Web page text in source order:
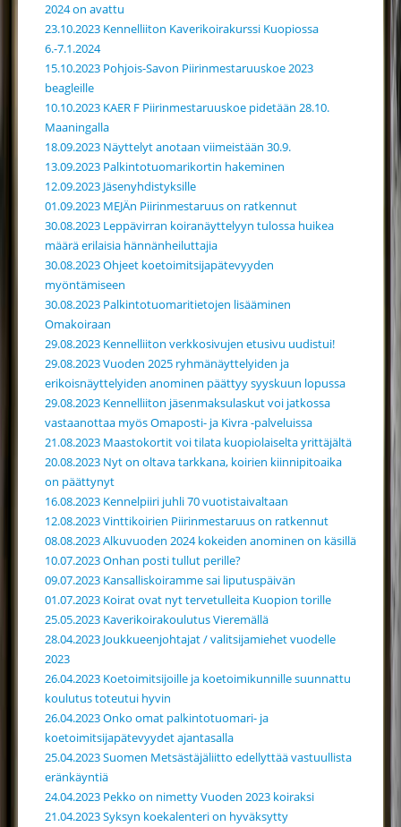
2024 on avattu
23.10.2023 Kennelliiton Kaverikoirakurssi Kuopiossa
6.-7.1.2024
15.10.2023 Pohjois-Savon Piirinmestaruuskoe 2023
beagleille
10.10.2023 KAER F Piirinmestaruuskoe pidetään 28.10.
Maaningalla
18.09.2023 Näyttelyt anotaan viimeistään 30.9.
13.09.2023 Palkintotuomarikortin hakeminen
12.09.2023 Jäsenyhdistyksille
01.09.2023 MEJÄn Piirinmestaruus on ratkennut
30.08.2023 Leppävirran koiranäyttelyyn tulossa huikea
määrä erilaisia hännänheiluttajia
30.08.2023 Ohjeet koetoimitsijapätevyyden
myöntämiseen
30.08.2023 Palkintotuomaritietojen lisääminen
Omakoiraan
29.08.2023 Kennelliiton verkkosivujen etusivu uudistui!
29.08.2023 Vuoden 2025 ryhmänäyttelyiden ja
erikoisnäyttelyiden anominen päättyy syyskuun lopussa
29.08.2023 Kennelliiton jäsenmaksulaskut voi jatkossa
vastaanottaa myös Omaposti- ja Kivra -palveluissa
21.08.2023 Maastokortit voi tilata kuopiolaiselta yrittäjältä
20.08.2023 Nyt on oltava tarkkana, koirien kiinnipitoaika
on päättynyt
16.08.2023 Kennelpiiri juhli 70 vuotistaivaltaan
12.08.2023 Vinttikoirien Piirinmestaruus on ratkennut
08.08.2023 Alkuvuoden 2024 kokeiden anominen on käsillä
10.07.2023 Onhan posti tullut perille?
09.07.2023 Kansalliskoiramme sai liputuspäivän
01.07.2023 Koirat ovat nyt tervetulleita Kuopion torille
25.05.2023 Kaverikoirakoulutus Vieremällä
28.04.2023 Joukkueenjohtajat / valitsijamiehet vuodelle
2023
26.04.2023 Koetoimitsijoille ja koetoimikunnille suunnattu
koulutus toteutui hyvin
26.04.2023 Onko omat palkintotuomari- ja
koetoimitsijapätevyydet ajantasalla
25.04.2023 Suomen Metsästäjäliitto edellyttää vastuullista
eränkäyntiä
24.04.2023 Pekko on nimetty Vuoden 2023 koiraksi
21.04.2023 Syksyn koekalenteri on hyväksytty